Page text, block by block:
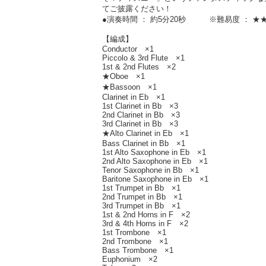
てご披露ください！
●演奏時間 ： 約5分20秒 ※難易度 ：
【編成】
Conductor ×1
Piccolo & 3rd Flute ×1
1st & 2nd Flutes ×2
★Oboe ×1
★Bassoon ×1
Clarinet in Eb ×1
1st Clarinet in Bb ×3
2nd Clarinet in Bb ×3
3rd Clarinet in Bb ×3
★Alto Clarinet in Eb ×1
Bass Clarinet in Bb ×1
1st Alto Saxophone in Eb ×1
2nd Alto Saxophone in Eb ×1
Tenor Saxophone in Bb ×1
Baritone Saxophone in Eb ×1
1st Trumpet in Bb ×1
2nd Trumpet in Bb ×1
3rd Trumpet in Bb ×1
1st & 2nd Horns in F ×2
3rd & 4th Horns in F ×2
1st Trombone ×1
2nd Trombone ×1
Bass Trombone ×1
Euphonium ×2